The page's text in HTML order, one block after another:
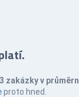
3 zakázky v
proto hned.